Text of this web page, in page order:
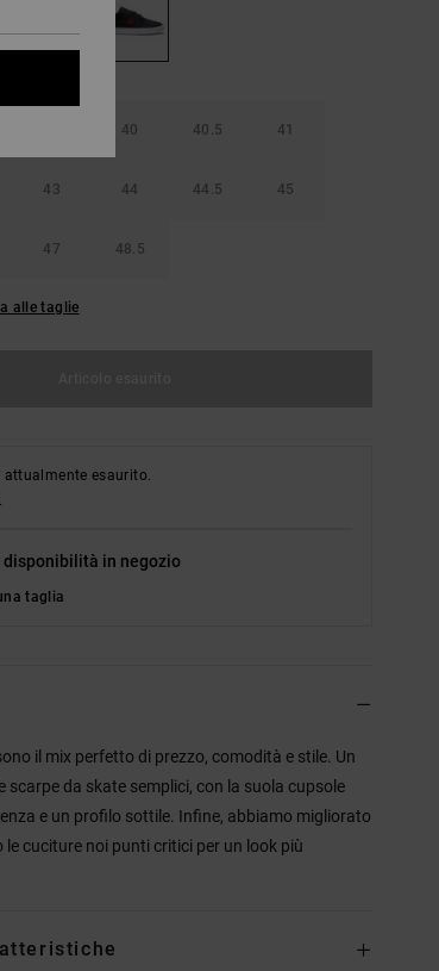
40 40.5 41
43 44 44.5 45
47 48.5
alle taglie
attualmente esaurito.
disponibilità in negozio
taglia
il mix perfetto di prezzo, comodità e stile. Un
scarpe da skate semplici, con la suola cupsole
e un profilo sottile. Infine, abbiamo migliorato
le cuciture noi punti critici per un look più